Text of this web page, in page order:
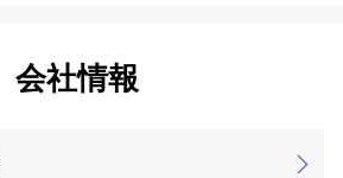
会社情報